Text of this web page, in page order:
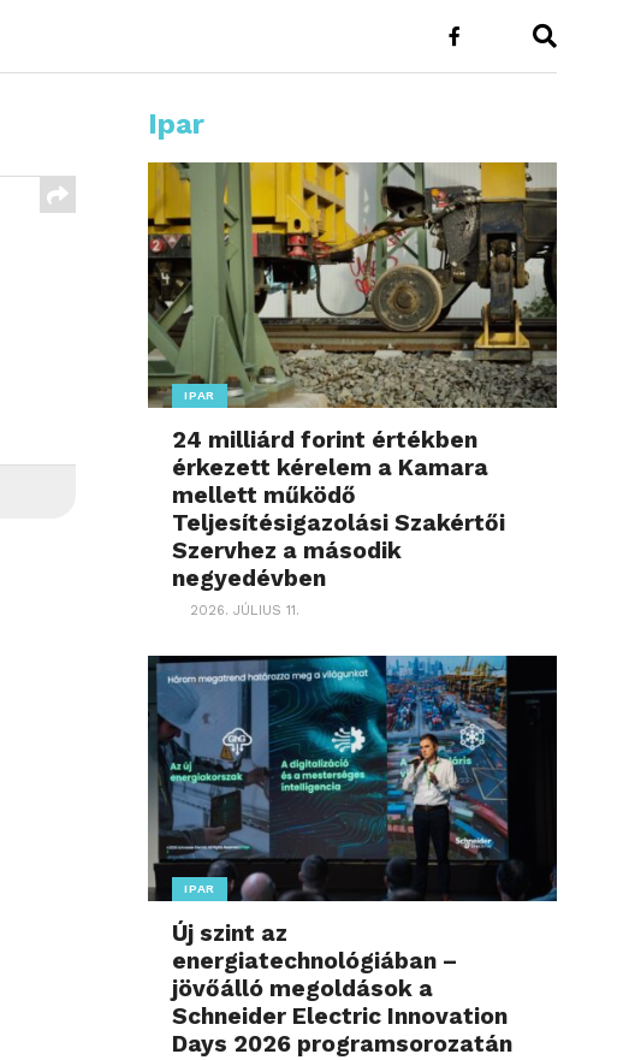
Ipar
IPAR
24 milliárd forint értékben
érkezett kérelem a Kamara
mellett működő
Teljesítésigazolási Szakértői
Szervhez a második
negyedévben
2026. JÚLIUS 11.
IPAR
Új szint az
energiatechnológiában –
jövőálló megoldások a
Schneider Electric Innovation
Days 2026 programsorozatán